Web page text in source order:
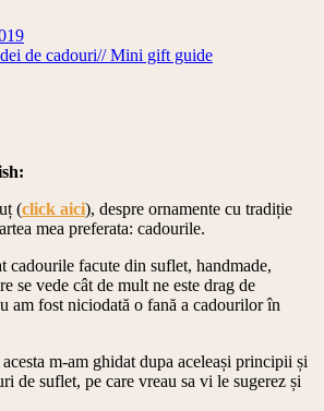
de cadouri// Mini gift guide
(click aici), despre ornamente cu tradiție
mea preferata: cadourile.
cadourile facute din suflet, handmade,
se vede cât de mult ne este drag de
am fost niciodată o fană a cadourilor în
m-am ghidat dupa aceleași principii și
de suflet, pe care vreau sa vi le sugerez și